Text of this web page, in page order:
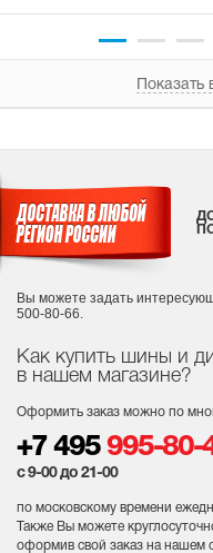
Как купить шины и
в нашем магазине?
Оформить заказ можно по
+7 495 995-80-
с 9-00 до 21-00
по московскому времени
Также Вы можете
оформив свой заказ на нашем
Вы можете задать
500-80-66.